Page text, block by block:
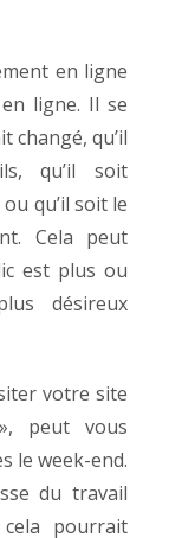
en ligne
ligne. Il se
changé, qu’il
qu’il soit
qu’il soit le
Cela peut
est plus ou
désireux
votre site
peut vous
le week-end.
du travail
pourrait